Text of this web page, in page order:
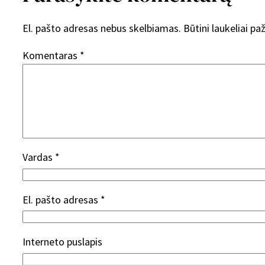
El. pašto adresas nebus skelbiamas. Būtini laukeliai
Komentaras *
Vardas *
El. pašto adresas *
Interneto puslapis